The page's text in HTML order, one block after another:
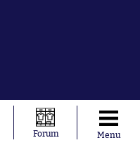
Forum Menu